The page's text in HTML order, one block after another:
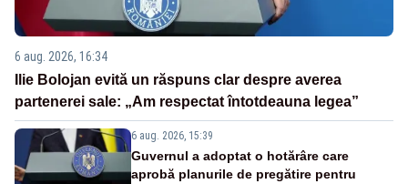
6 aug. 2026, 16:34
Ilie Bolojan evită un răspuns clar despre averea
partenerei sale: „Am respectat întotdeauna legea”
6 aug. 2026, 15:39
Guvernul a adoptat o hotărâre care
aprobă planurile de pregătire pentru